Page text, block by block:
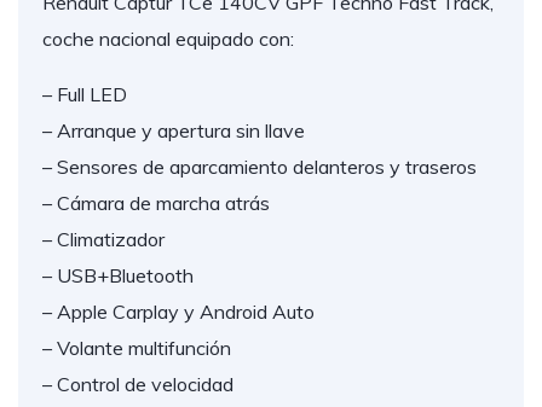
coche nacional equipado con:
– Full LED
– Arranque y apertura sin llave
– Sensores de aparcamiento delanteros y traseros
– Cámara de marcha atrás
– Climatizador
– USB+Bluetooth
– Apple Carplay y Android Auto
– Volante multifunción
– Control de velocidad